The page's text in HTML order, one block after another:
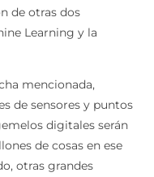
de otras dos
Learning y la
mencionada,
de sensores y puntos
digitales serán
de cosas en ese
otras grandes